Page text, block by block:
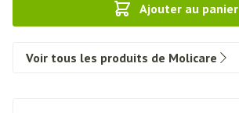
Ajouter au panier
Voir tous les produits de Molicare